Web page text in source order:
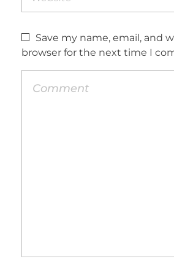
Save my name, email, and
browser for the next time I